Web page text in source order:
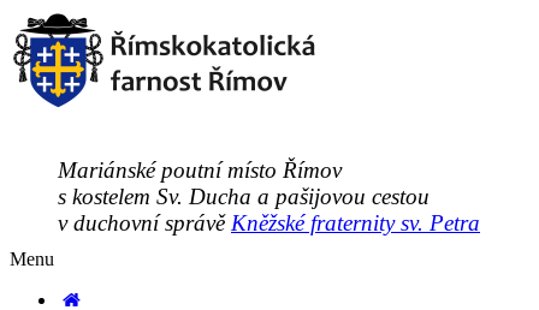
Mariánské poutní místo Římov
s kostelem Sv. Ducha a pašijovou cestou
v duchovní správě Kněžské fraternity sv. Petra
Menu